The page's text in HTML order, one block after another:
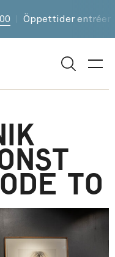
Öppettider entréer
To